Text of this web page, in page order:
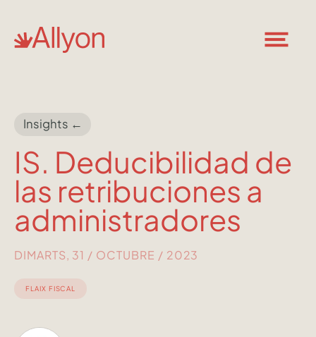
Insights ←
IS. Deducibilidad de
las retribuciones a
administradores
DIMARTS, 31 / OCTUBRE / 2023
FLAIX FISCAL